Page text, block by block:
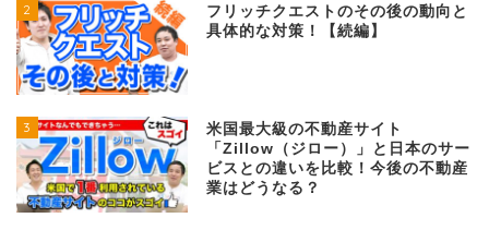
2
フリッチクエストのその後の動向と
具体的な対策！【続編】
3
米国最大級の不動産サイト
「Zillow（ジロー）」と日本のサー
ビスとの違いを比較！今後の不動産
業はどうなる？